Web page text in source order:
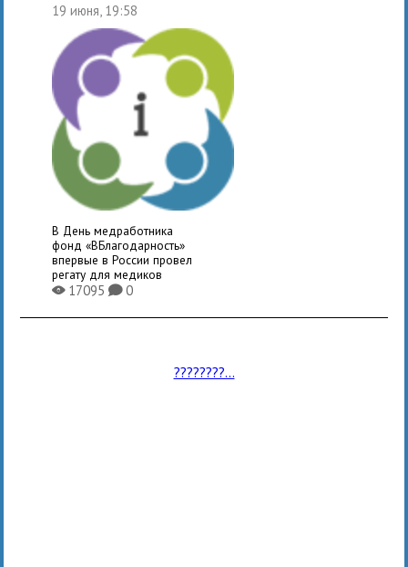
19 июня, 19:58
В День медработника
фонд «ВБлагодарность»
впервые в России провел
регату для медиков
X17095K0
????????...